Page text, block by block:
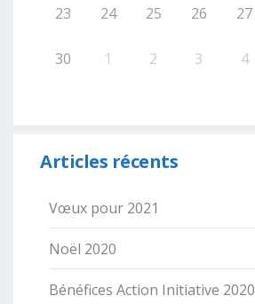
23 24 25 26 27
30 1 2 3 4
Articles récents
Vœux pour 2021
Noël 2020
Bénéfices Action Initiative 2020